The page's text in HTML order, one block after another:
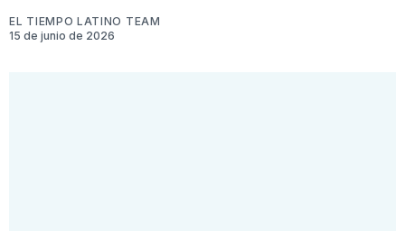
EL TIEMPO LATINO TEAM
15 de junio de 2026